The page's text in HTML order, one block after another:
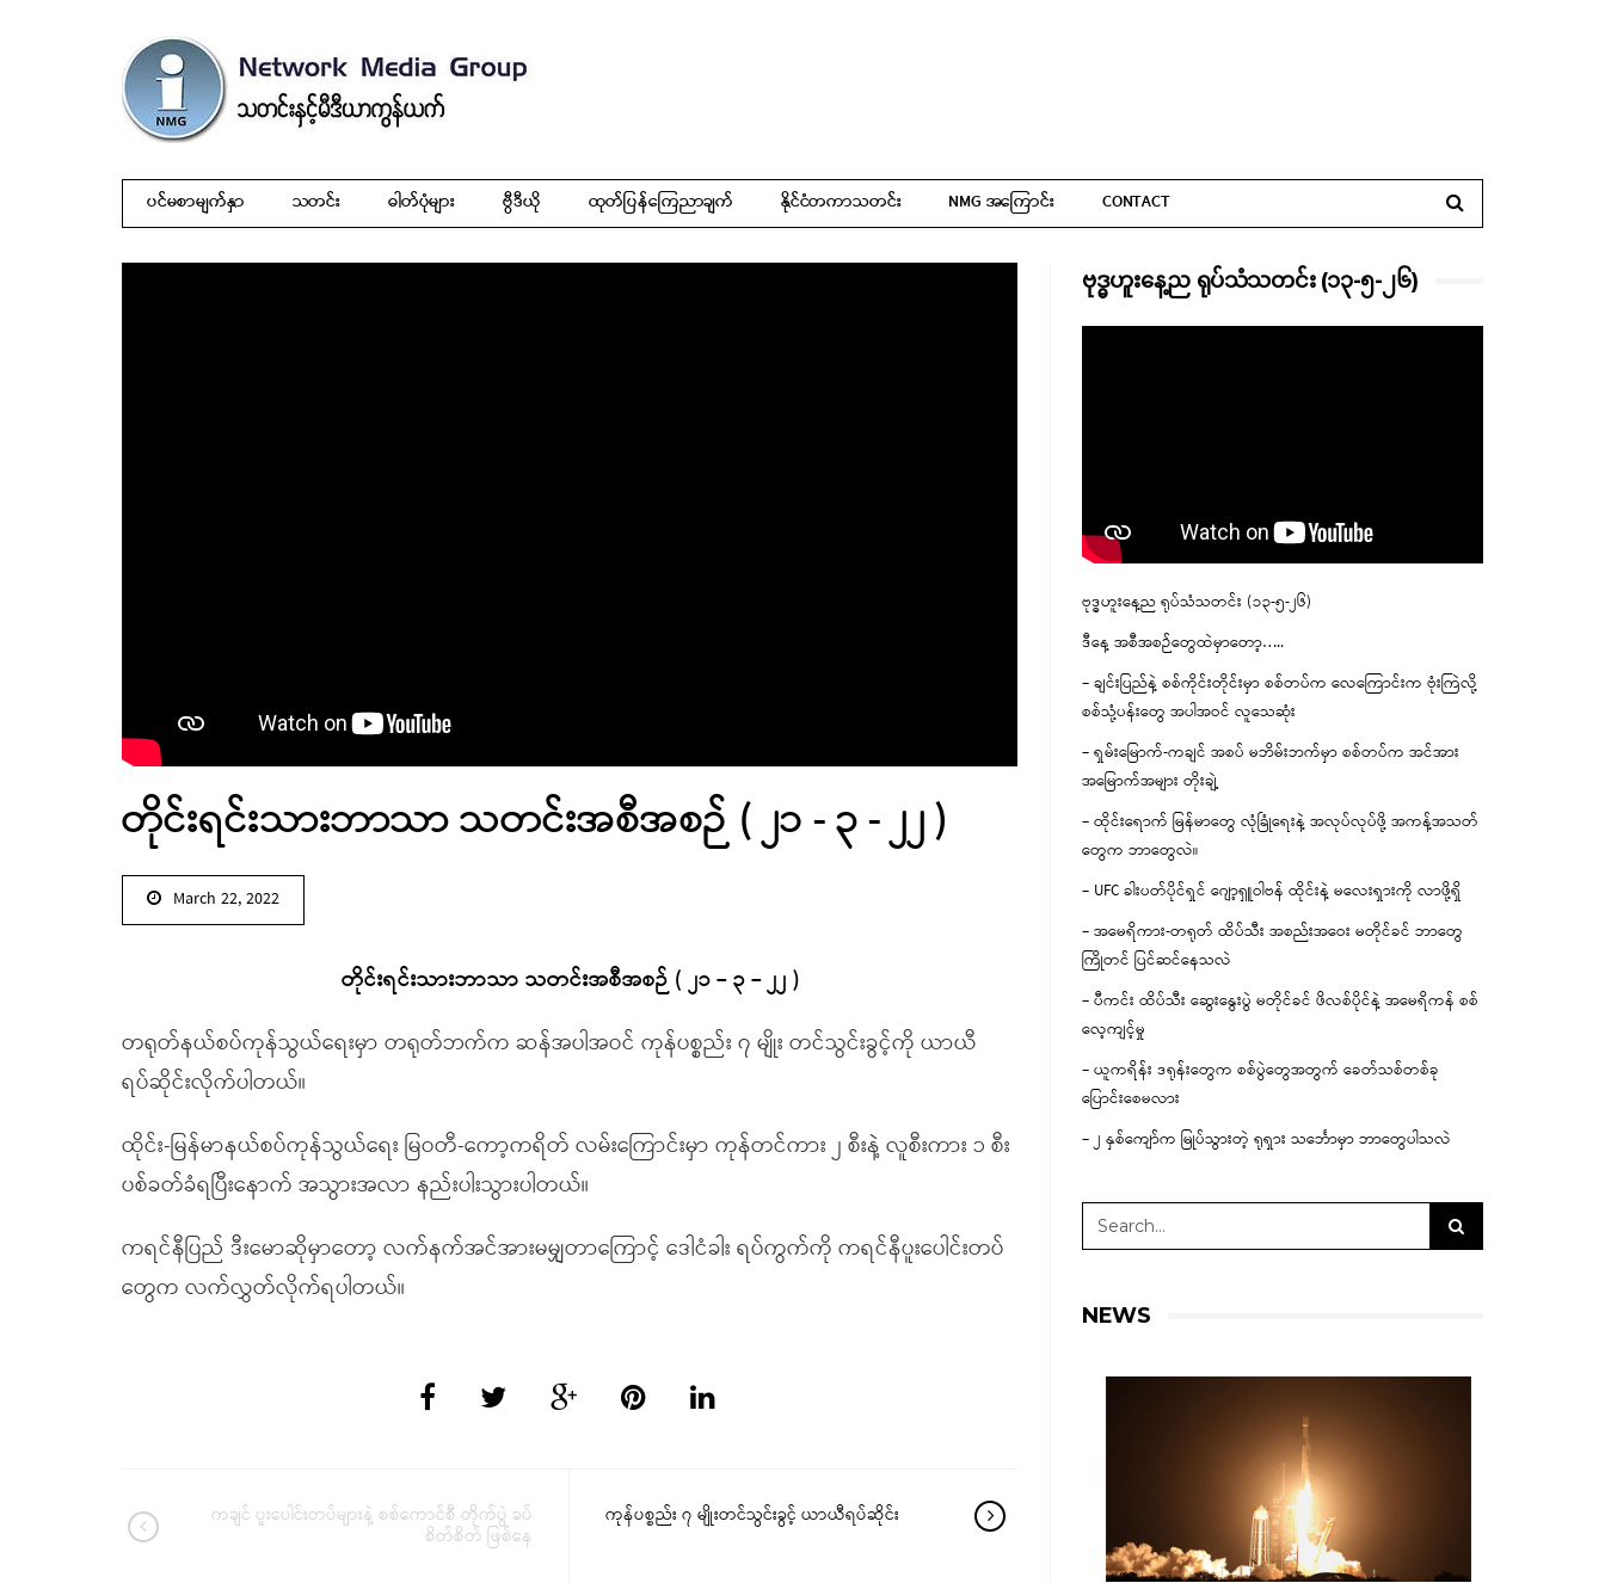
ပင်မစာမျက်နှာ သတင်း ဓါတ်ပုံများ ဗွီဒီယို ထုတ်ပြန်ကြေညာချက် နိုင်ငံတကာသတင်း NMG အကြောင်း CONTACT
တိုင်းရင်းသားဘာသာ သတင်းအစီအစဉ် ( ၂၁ - ၃ - ၂၂ )
March 22, 2022
တိုင်းရင်းသားဘာသာ သတင်းအစီအစဉ် ( ၂၁ – ၃ – ၂၂ )
တရုတ်နယ်စပ်ကုန်သွယ်ရေးမှာ တရုတ်ဘက်က ဆန်အပါအဝင် ကုန်ပစ္စည်း ၇ မျိုး တင်သွင်းခွင့်ကို ယာယီ
ရပ်ဆိုင်းလိုက်ပါတယ်။
ထိုင်း-မြန်မာနယ်စပ်ကုန်သွယ်ရေး မြဝတီ-ကော့ကရိတ် လမ်းကြောင်းမှာ ကုန်တင်ကား ၂ စီးနဲ့ လူစီးကား ၁ စီး
ပစ်ခတ်ခံရပြီးနောက် အသွားအလာ နည်းပါးသွားပါတယ်။
ကရင်နီပြည် ဒီးမောဆိုမှာတော့ လက်နက်အင်အားမမျှတာကြောင့် ဒေါငံခါး ရပ်ကွက်ကို ကရင်နီပူးပေါင်းတပ်
တွေက လက်လွှတ်လိုက်ရပါတယ်။
ကချင် ပူးပေါင်းတပ်များနဲ့ စစ်ကောင်စီ တိုက်ပွဲ ခပ်
စိတ်စိတ် ဖြစ်နေ
ကုန်ပစ္စည်း ၇ မျိုးတင်သွင်းခွင့် ယာယီရပ်ဆိုင်း
ဗုဒ္ဓဟူးနေ့ည ရုပ်သံသတင်း (၁၃-၅-၂၆)
ဗုဒ္ဓဟူးနေ့ည ရုပ်သံသတင်း (၁၃-၅-၂၆)
ဒီနေ့ အစီအစဉ်တွေထဲမှာတော့…..
– ချင်းပြည်နဲ့ စစ်ကိုင်းတိုင်းမှာ စစ်တပ်က လေကြောင်းက ဗုံးကြဲလို့
စစ်သုံ့ပန်းတွေ အပါအဝင် လူသေဆုံး
– ရှမ်းမြောက်-ကချင် အစပ် မဘိမ်းဘက်မှာ စစ်တပ်က အင်အား
အမြောက်အများ တိုးချဲ့
– ထိုင်းရောက် မြန်မာတွေ လုံခြုံရေးနဲ့ အလုပ်လုပ်ဖို့ အကန့်အသတ်
တွေက ဘာတွေလဲ။
– UFC ခါးပတ်ပိုင်ရှင် ဂျော့ရှူဝါဗန် ထိုင်းနဲ့ မလေးရှားကို လာဖို့ရှိ
– အမေရိကား-တရုတ် ထိပ်သီး အစည်းအဝေး မတိုင်ခင် ဘာတွေ
ကြိုတင် ပြင်ဆင်နေသလဲ
– ပီကင်း ထိပ်သီး ဆွေးနွေးပွဲ မတိုင်ခင် ဖိလစ်ပိုင်နဲ့ အမေရိကန် စစ်
လေ့ကျင့်မှု
– ယူကရိန်း ဒရုန်းတွေက စစ်ပွဲတွေအတွက် ခေတ်သစ်တစ်ခု
ပြောင်းစေမလား
– ၂ နှစ်ကျော်က မြုပ်သွားတဲ့ ရုရှား သင်္ဘောမှာ ဘာတွေပါသလဲ
NEWS